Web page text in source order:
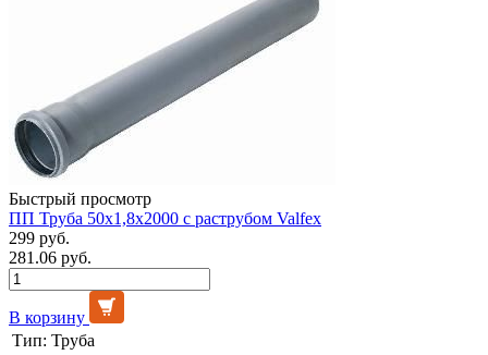
Быстрый просмотр
ПП Труба 50х1,8х2000 с раструбом Valfex
299 руб.
281.06 руб.
В корзину
Тип: Труба